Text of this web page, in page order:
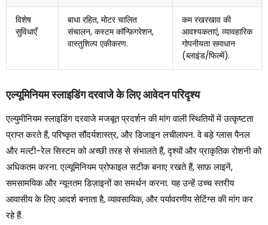
विशेष
सुविधाएँ
बाधा रहित, मोटर चालित
संचालन, कस्टम कॉन्फ़िगरेशन,
वास्तुशिल्प एकीकरण.
कम रखरखाव की
आवश्यकताएं, व्यावहारिक
गोपनीयता समाधान
(ब्लाइंड/फिल्में).
एल्यूमिनियम स्लाइडिंग दरवाजे के लिए आवेदन परिदृश्य
एल्युमीनियम स्लाइडिंग दरवाजे मजबूत प्रदर्शन की मांग वाली स्थितियों में उत्कृष्टता
प्राप्त करते हैं, परिष्कृत सौंदर्यशास्त्र, और डिजाइन लचीलापन. वे बड़े ग्लास पैनल
और मल्टी-रेल सिस्टम को अच्छी तरह से संभालते हैं, दृश्यों और प्राकृतिक रोशनी को
अधिकतम करना. एल्यूमिनियम प्रोफाइल सटीक बनाए रखते हैं, साफ़ लाइनें,
समसामयिक और न्यूनतम डिज़ाइनों का समर्थन करना. यह उन्हें उच्च स्तरीय
आवासीय के लिए आदर्श बनाता है, व्यावसायिक, और पर्यावरणीय सेटिंग्स की मांग कर
रहे हैं.